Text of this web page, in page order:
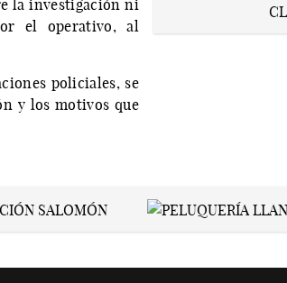
la investigación ni
el operativo, al
policiales, se
y los motivos que